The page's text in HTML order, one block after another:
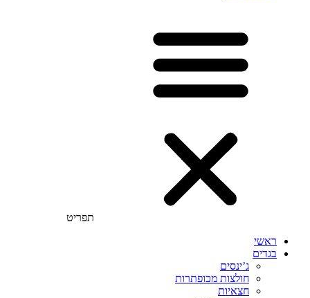
תפריט
ראשי
בגדים
ג’ינסים
חולצות מכופתרות
חצאיות